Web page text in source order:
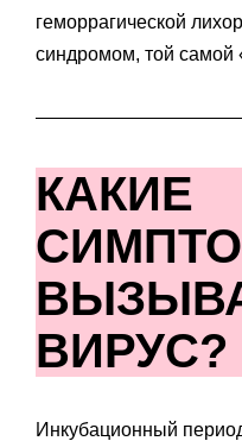
геморрагической
синдромом, той
КАКИЕ
ВИРУС?
Инкубационный